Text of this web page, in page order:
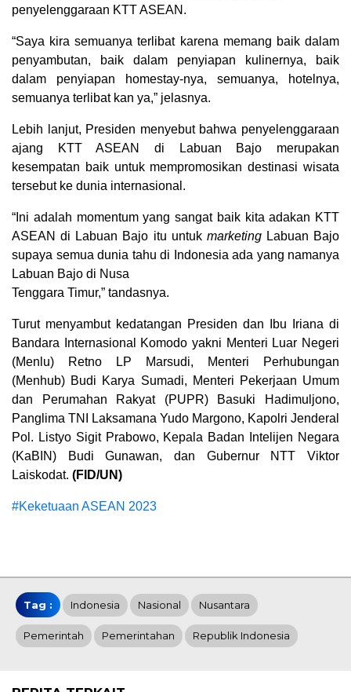
penyelenggaraan KTT ASEAN.
“Saya kira semuanya terlibat karena memang baik dalam
penyambutan, baik dalam penyiapan kulinernya, baik
dalam penyiapan homestay-nya, semuanya, hotelnya,
semuanya terlibat kan ya,” jelasnya.
Lebih lanjut, Presiden menyebut bahwa penyelenggaraan
ajang KTT ASEAN di Labuan Bajo merupakan
kesempatan baik untuk mempromosikan destinasi wisata
tersebut ke dunia internasional.
“Ini adalah momentum yang sangat baik kita adakan KTT
ASEAN di Labuan Bajo itu untuk marketingLabuan Bajo
supaya semua dunia tahu di Indonesia ada yang namanya
Labuan Bajo di Nusa
Tenggara Timur,” tandasnya.
Turut menyambut kedatangan Presiden dan Ibu Iriana di
Bandara Internasional Komodo yakni Menteri Luar Negeri
(Menlu) Retno LP Marsudi, Menteri Perhubungan
(Menhub) Budi Karya Sumadi, Menteri Pekerjaan Umum
dan Perumahan Rakyat (PUPR) Basuki Hadimuljono,
Panglima TNI Laksamana Yudo Margono, Kapolri Jenderal
Pol. Listyo Sigit Prabowo, Kepala Badan Intelijen Negara
(KaBIN) Budi Gunawan, dan Gubernur NTT Viktor
Laiskodat. (FID/UN)
#Keketuaan ASEAN 2023
Tag : Indonesia Nasional Nusantara
Pemerintah Pemerintahan Republik Indonesia